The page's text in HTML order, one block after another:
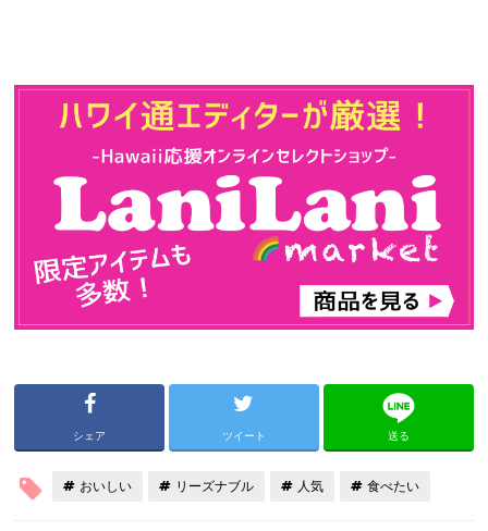
シェア ツイート 送る
おいしい リーズナブル 人気 食べたい